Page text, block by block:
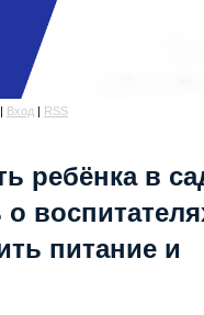
| Вход | RSS
ребёнка в
о
питание и